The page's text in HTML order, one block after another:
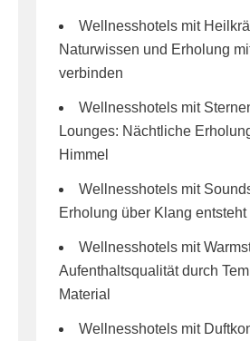
Wellnesshotels mit
Naturwissen und Erholung
verbinden
Wellnesshotels mit
Lounges: Nächtliche
Himmel
Wellnesshotels mit
Erholung über Klang entsteht
Wellnesshotels mit
Aufenthaltsqualität durch
Material
Wellnesshotels mit